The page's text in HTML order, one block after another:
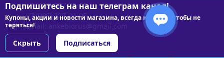
+7 (495) 227-22-05
+7 (985) 227-22-05
Email: ankebiorus@gmail.com
Подпишитесь на наш телеграм канал!
Купоны, акции и новости магазина, всегда на связи чтобы не
теряться!
Скрыть Подписаться